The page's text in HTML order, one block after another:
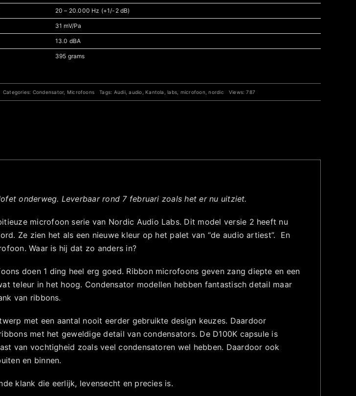
20 – 20.000 Hz (+1/-2 dB)
31 mV/Pa
13.0 dBA
395 grams
Categories: Condensator, Microfoons Tags: Audii,audio Kantola ,labs microfoon ,nordic Views: 787
onderweg. Leverbaar rond 7 februari zoals het er nu uitziet.
microfoon serie van Nordic Audio Labs. Dit model versie 2 heeft nu
Ze zien het als een nieuwe kleur op het palet van “de audio artiest”. En
Waar is hij dat zo anders in?
doen 1 ding heel erg goed. Ribbon microfoons geven zang diepte en een
teleur in het hoog. Condensator modellen hebben fantastisch detail maar
van ribbons.
met een aantal nooit eerder gebruikte design keuzes. Daardoor
met het geweldige detail van condensators. De D100K capsule is
van vochtigheid zoals veel condensatoren wel hebben. Daardoor ook
en binnen.
klank die eerlijk, levensecht en precies is.